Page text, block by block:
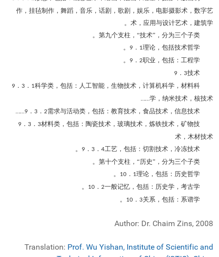
作，挂毡制作，舞蹈，音乐，话剧，歌剧，娱乐，电影摄影术，数字艺
术，应用与设计艺术，建筑学。
第九个支柱，“技术”，分为三个子类。
9 ． 1理论，包括技术哲学。
9 ． 2职业，包括：工程学。
9 ． 3技术
9 ． 3 ． 1科学类，包括：人工智能，生物技术，计算机科学，材料科
学，纳米技术，核技术
……
9 ． 3 ． 2需求与活动类，包括：教育技术，食品技术，信息技术
……
9 ． 3 ． 3材料类，包括：陶瓷技术，玻璃技术，炼铁技术，矿物技
术，木材技术
9 ． 3 ． 4工艺，包括：切割技术，冷冻技术。
第十个支柱，“历史”，分为三个子类。
10 ． 1理论，包括：历史哲学。
10 ． 2一般记忆，包括：历史学，考古学。
10 ． 3关系，包括：系谱学。
Author: Dr. Chaim Zins, 2008
Translation: Prof. Wu Yishan, Institute of Scientific and